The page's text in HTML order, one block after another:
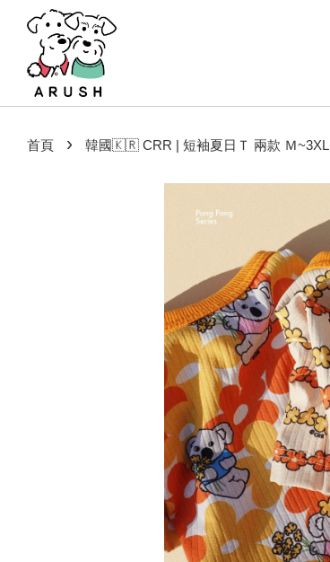
首頁 › 韓國🇰🇷 CRR | 短袖夏日Ｔ 兩款 Ｍ~3XL